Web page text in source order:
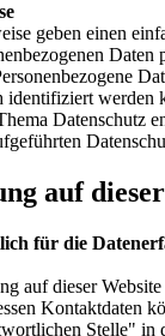
geben einen
Daten
identifiziert werden
Datenschutz
auf
für die
auf dieser
Kontaktdaten
Stelle" in